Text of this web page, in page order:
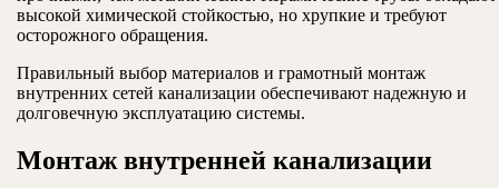
высокой химической стойкостью, но хрупкие и требуют
осторожного обращения.
Правильный выбор материалов и грамотный монтаж
внутренних сетей канализации обеспечивают надежную и
долговечную эксплуатацию системы.
Монтаж внутренней канализации